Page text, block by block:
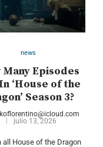
news
Many Episodes
‘House of the
Season 3?
julio 13, 2026
all House of the Dragon